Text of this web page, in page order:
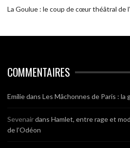
La Goulue : le coup de cœur théâtral de
COMMENTAIRES
Emiliedans Les Mâchonnes de Paris : la
Sevenairdans Hamlet, entre rage et
de l’Odéon